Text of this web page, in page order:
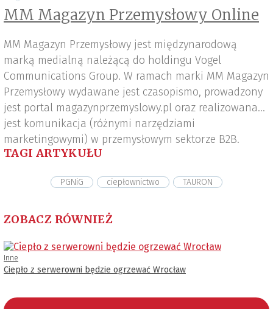
MM Magazyn Przemysłowy Online
MM Magazyn Przemysłowy jest międzynarodową
marką medialną należącą do holdingu Vogel
Communications Group. W ramach marki MM Magazyn
Przemysłowy wydawane jest czasopismo, prowadzony
jest portal magazynprzemyslowy.pl oraz realizowana
jest komunikacja (różnymi narzędziami
marketingowymi) w przemysłowym sektorze B2B.
TAGI ARTYKUŁU
PGNiG ciepłownictwo TAURON
ZOBACZ RÓWNIEŻ
Inne
Ciepło z serwerowni będzie ogrzewać Wrocław